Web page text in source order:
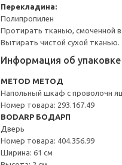
Перекладина:
Полипропилен
Протирать тканью, смоченной
Вытирать чистой сухой тканью.
Информация об упаковке
METOD МЕТОД
Напольный шкаф с проволочн
Номер товара: 293.167.49
BODARP БОДАРП
Дверь
Номер товара: 404.356.99
Ширина: 61 см